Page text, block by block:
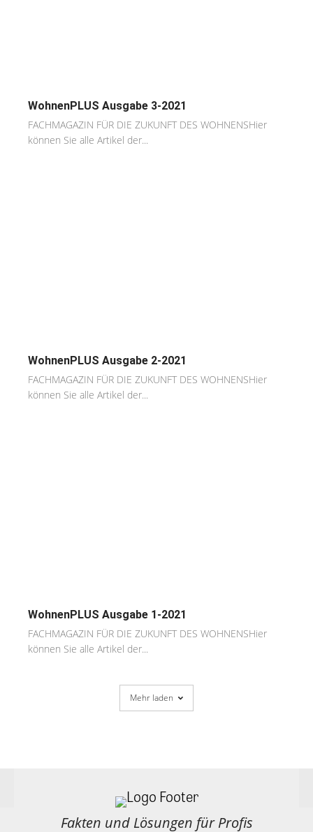
WohnenPLUS Ausgabe 3-2021
FACHMAGAZIN FÜR DIE ZUKUNFT DES WOHNENSHier
können Sie alle Artikel der...
WohnenPLUS Ausgabe 2-2021
FACHMAGAZIN FÜR DIE ZUKUNFT DES WOHNENSHier
können Sie alle Artikel der...
WohnenPLUS Ausgabe 1-2021
FACHMAGAZIN FÜR DIE ZUKUNFT DES WOHNENSHier
können Sie alle Artikel der...
Mehr laden
Fakten und Lösungen für Profis